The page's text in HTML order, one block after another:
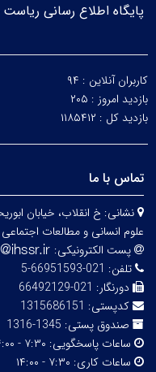
پایگاه اطلاع رسانی
کاربران آنلاین : ۹۴
بازدید امروز : ۲۰۵
بازدید کل : ۱۱۸۵۴۱۲
تماس با ما
نشانی:
علوم انسانی و مطالعات
پست الکترونیکی:
تلفن: 021-66951593-5
دورنگار: 021-66492129
کدپستی: 1315686151
صندوق پستی: 1345-1316
ساعات پاسخگویی: ۷:۳۰ - ۱۴:۰۰
ساعات کاری: ۷:۳۰ - ۱۴:۰۰